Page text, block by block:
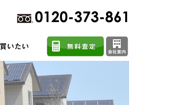
不動産売却に関するよくある質問